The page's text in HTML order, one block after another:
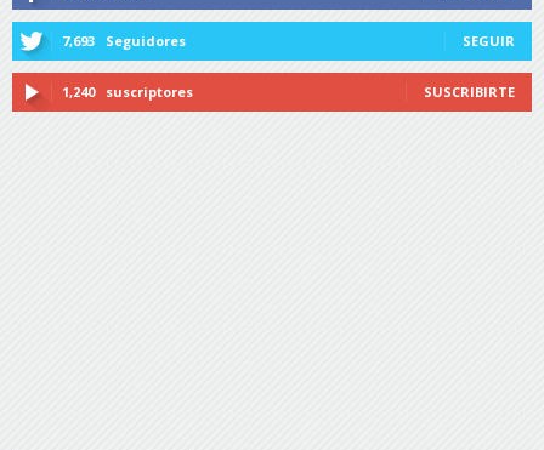
7,693 Seguidores SEGUIR
1,240 suscriptores SUSCRIBIRTE